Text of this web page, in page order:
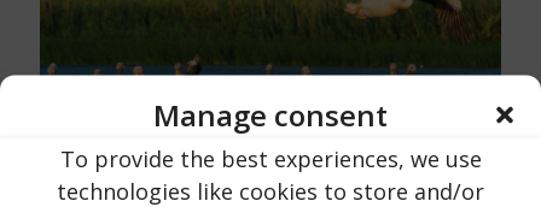
Manage consent
To provide the best experiences, we use
technologies like cookies to store and/or